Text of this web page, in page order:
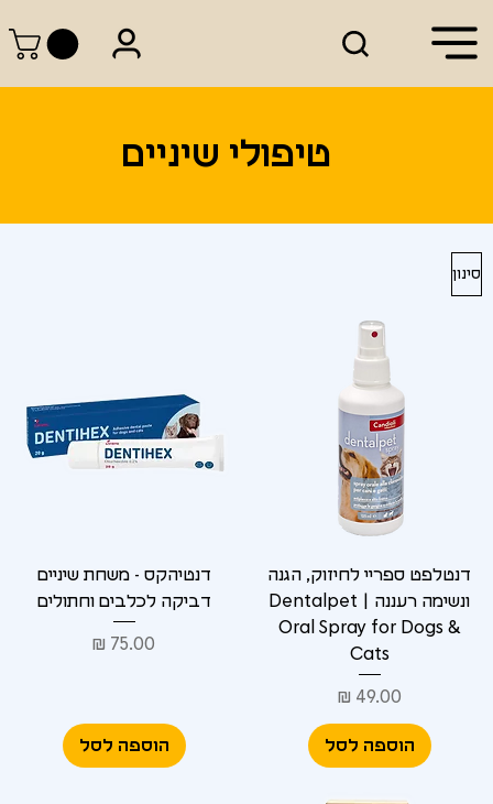
טיפולי שיניים
סינון
דנטלפט ספריי לחיזוק, הגנה
ונשימה רעננה | Dentalpet
Oral Spray for Dogs &
Cats
מחיר
הוספה לסל
דנטיהקס - משחת שיניים
דביקה לכלבים וחתולים
מחיר
הוספה לסל